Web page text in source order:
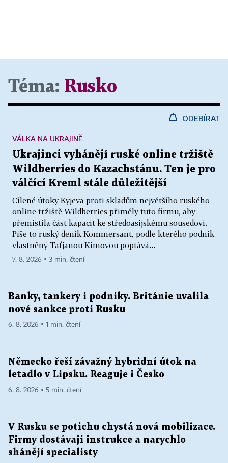
Téma: Rusko
ODEBÍRAT
Ukrajinci vyhánějí ruské online tržiště
Wildberries do Kazachstánu. Ten je pro
válčící Kreml stále důležitější
Cílené útoky Kyjeva proti skladům největšího ruského
online tržiště Wildberries přiměly tuto firmu, aby
přemístila část kapacit ke středoasijskému sousedovi.
Píše to ruský deník Kommersant, podle kterého podnik
vlastněný Taťjanou Kimovou poptává...
VÁLKA NA UKRAJINĚ
7. 8. 2026 ▪ 3 min. čtení
Banky, tankery i podniky. Británie uvalila
nové sankce proti Rusku
6. 8. 2026 ▪ 1 min. čtení
Německo řeší závažný hybridní útok na
letadlo v Lipsku. Reaguje i Česko
6. 8. 2026 ▪ 5 min. čtení
V Rusku se potichu chystá nová mobilizace.
Firmy dostávají instrukce a narychlo
shánějí specialisty